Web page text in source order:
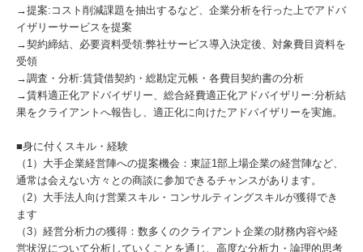
→提案:コスト削減課題を抽出するなど、企業分析を行った上でアドバ
イザリーサービスを提案
→契約締結、必要資料受領:弊社サービス導入決定後、対象費目資料を
受領
→調査・分析:賃貸借契約・総勘定元帳・各費目契約書の分析
→賃料適正化アドバイザリー、総合経費適正化アドバイザリー:分析結
果をクライアントへ報告し、適正化に向けたアドバイザリーを実施。
■身に付くスキル・経験
（1）大手企業経営陣への提案機会：東証1部上場企業の経営陣など、
通常は会えない方々との商談に参加できるチャンスがあります。
（2）大手法人向け営業スキル・コンサルティングスキルが獲得でき
ます
（3）経営分析力の獲得：数多くのクライアント企業の財務内容や経
営状況について分析していくことを通じ、高度な分析力・論理的思考